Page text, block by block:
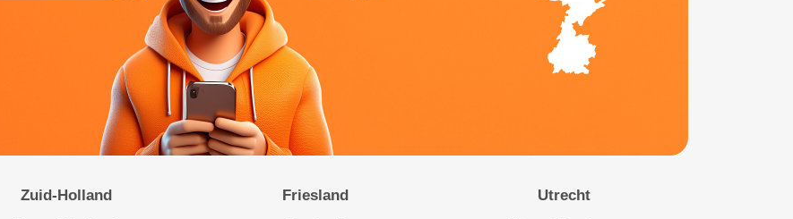
Zuid-Holland Friesland
Utrecht